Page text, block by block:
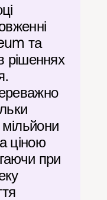
та
рішеннях
ціною
при